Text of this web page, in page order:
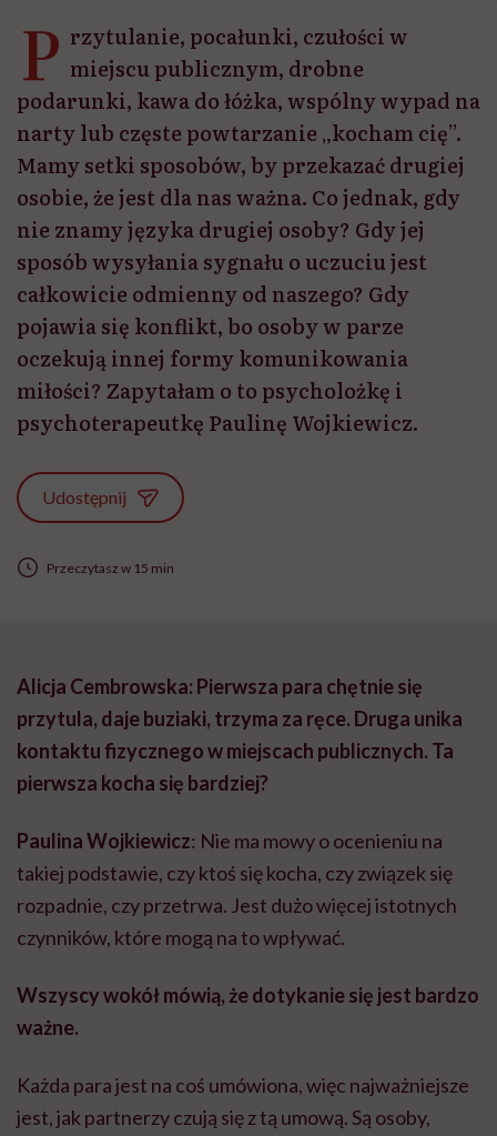
P rzytulanie, pocałunki, czułości w
miejscu publicznym, drobne
podarunki, kawa do łóżka, wspólny wypad na
narty lub częste powtarzanie „kocham cię”.
Mamy setki sposobów, by przekazać drugiej
osobie, że jest dla nas ważna. Co jednak, gdy
nie znamy języka drugiej osoby? Gdy jej
sposób wysyłania sygnału o uczuciu jest
całkowicie odmienny od naszego? Gdy
pojawia się konflikt, bo osoby w parze
oczekują innej formy komunikowania
miłości? Zapytałam o to psycholożkę i
psychoterapeutkę Paulinę Wojkiewicz.
Udostępnij
Przeczytasz w 15 min
Alicja Cembrowska: Pierwsza para chętnie się
przytula, daje buziaki, trzyma za ręce. Druga unika
kontaktu fizycznego w miejscach publicznych. Ta
pierwsza kocha się bardziej?
Paulina Wojkiewicz: Nie ma mowy o ocenieniu na
takiej podstawie, czy ktoś się kocha, czy związek się
rozpadnie, czy przetrwa. Jest dużo więcej istotnych
czynników, które mogą na to wpływać.
Wszyscy wokół mówią, że dotykanie się jest bardzo
ważne.
Każda para jest na coś umówiona, więc najważniejsze
jest, jak partnerzy czują się z tą umową. Są osoby,